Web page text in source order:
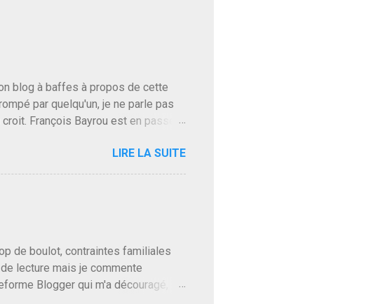
blog à baffes à propos de cette
par quelqu'un, je ne parle pas
François Bayrou est en passe
de Hollande, sinon il serait candidat
critiques presque sincères
américains en Normandie. Bayrou
LIRE LA SUITE
de boulot, contraintes familiales
lecture mais je commente
Blogger qui m'a découragé,